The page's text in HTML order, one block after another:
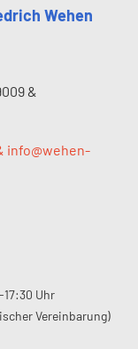
Wehen
&
info@wehen-
Uhr
Vereinbarung)